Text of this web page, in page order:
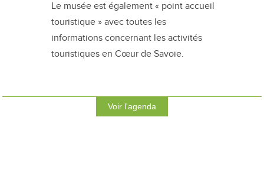
Le musée est également « point accueil
touristique » avec toutes les
informations concernant les activités
touristiques en Cœur de Savoie.
Voir l'agenda